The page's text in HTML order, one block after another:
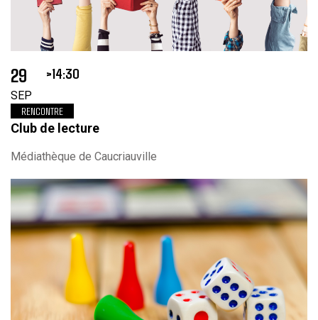
29
SEP
14:30
RENCONTRE
Club de lecture
Médiathèque de Caucriauville